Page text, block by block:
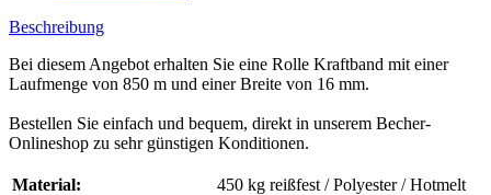
Beschreibung
Bei diesem Angebot erhalten Sie eine Rolle Kraftband mit einer
Laufmenge von 850 m und einer Breite von 16 mm.
Bestellen Sie einfach und bequem, direkt in unserem Becher-
Onlineshop zu sehr günstigen Konditionen.
Material:
450 kg reißfest / Polyester / Hotmelt